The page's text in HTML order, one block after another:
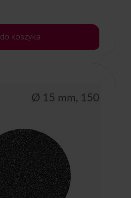
do koszyka